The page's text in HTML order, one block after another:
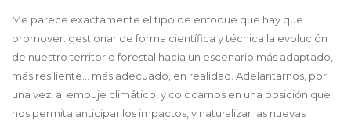
Me parece exactamente el tipo de enfoque que hay que
promover: gestionar de forma científica y técnica la evolución
de nuestro territorio forestal hacia un escenario más adaptado,
más resiliente… más adecuado, en realidad. Adelantarnos, por
una vez, al empuje climático, y colocarnos en una posición que
nos permita anticipar los impactos, y naturalizar las nuevas